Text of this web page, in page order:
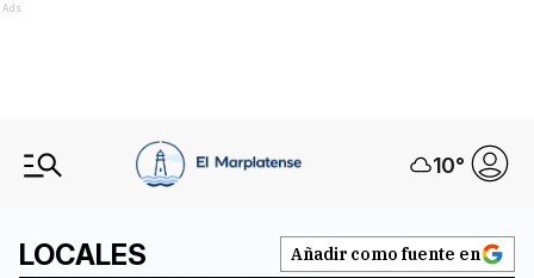
Ads
10°
LOCALES Añadir como fuente en